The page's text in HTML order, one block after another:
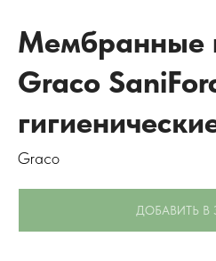
Мембранные
Graco
Graco
ДОБАВИТЬ В